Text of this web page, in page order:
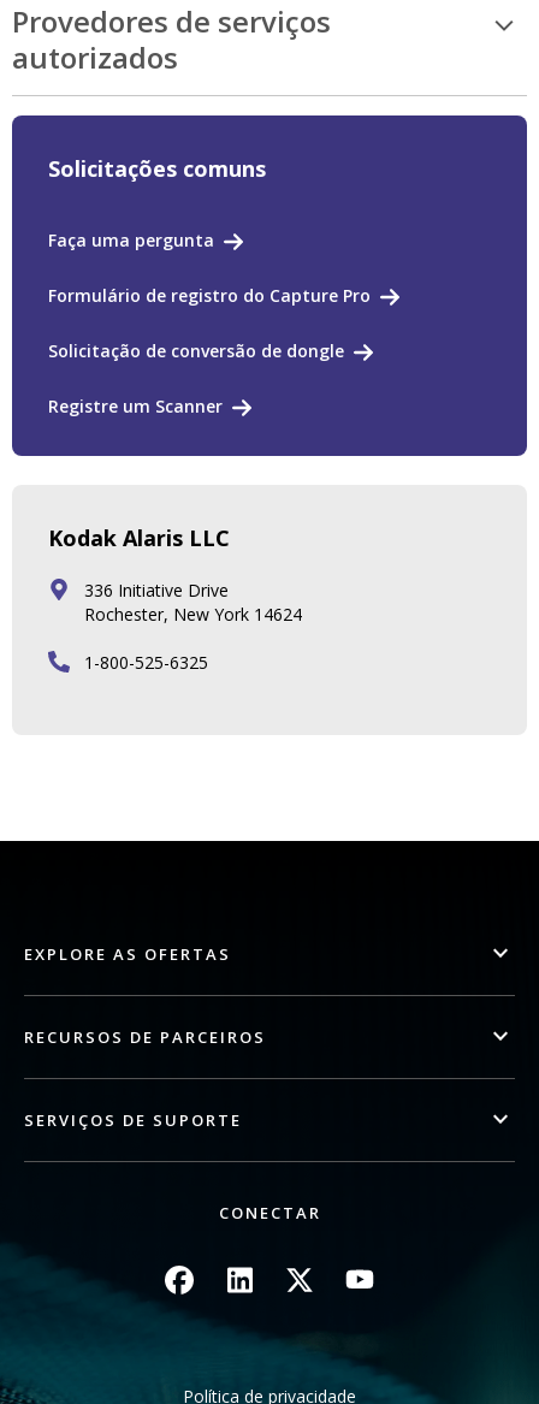
Provedores de serviços
autorizados
Solicitações comuns
Faça uma pergunta
Formulário de registro do Capture Pro
Solicitação de conversão de dongle
Registre um Scanner
Kodak Alaris LLC
336 Initiative Drive
Rochester, New York 14624
1-800-525-6325
EXPLORE AS OFERTAS
RECURSOS DE PARCEIROS
SERVIÇOS DE SUPORTE
CONECTAR
ImagemImagemImagemImagem
Política de privacidade